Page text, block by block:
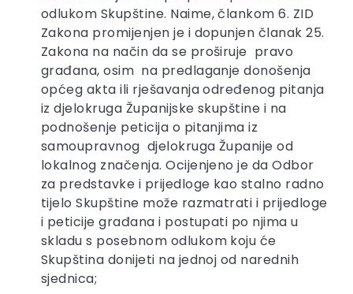
odlukom Skupštine. Naime, člankom 6. ZID
Zakona promijenjen je i dopunjen članak 25.
Zakona na način da se proširuje pravo
građana, osim na predlaganje donošenja
općeg akta ili rješavanja određenog pitanja
iz djelokruga Županijske skupštine i na
podnošenje peticija o pitanjima iz
samoupravnog djelokruga Županije od
lokalnog značenja. Ocijenjeno je da Odbor
za predstavke i prijedloge kao stalno radno
tijelo Skupštine može razmatrati i prijedloge
i peticije građana i postupati po njima u
skladu s posebnom odlukom koju će
Skupština donijeti na jednoj od narednih
sjednica;